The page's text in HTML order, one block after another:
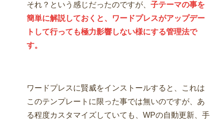
それ？という感じだったのですが、 子テーマの事を
簡単に解説しておくと、ワードプレスがアップデー
トして行っても極力影響しない様にする管理法で
す。
ワードプレスに賢威をインストールすると、これは
このテンプレートに限った事では無いのですが、あ
る程度カスタマイズしていても、WPの自動更新、手